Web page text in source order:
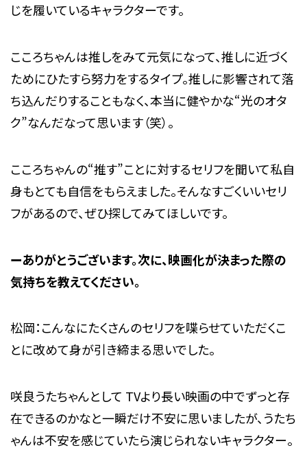
じを履いているキャラクターです。
こころちゃんは推しをみて元気になって、推しに近づく
ためにひたすら努力をするタイプ。推しに影響されて落
ち込んだりすることもなく、本当に健やかな“光のオタ
ク”なんだなって思います（笑）。
こころちゃんの“推す”ことに対するセリフを聞いて私自
身もとても自信をもらえました。そんなすごくいいセリ
フがあるので、ぜひ探してみてほしいです。
ーありがとうございます。次に、映画化が決まった際の
気持ちを教えてください。
松岡：こんなにたくさんのセリフを喋らせていただくこ
とに改めて身が引き締まる思いでした。
咲良うたちゃんとして TVより長い映画の中でずっと存
在できるのかなと一瞬だけ不安に思いましたが、うたち
ゃんは不安を感じていたら演じられないキャラクター。